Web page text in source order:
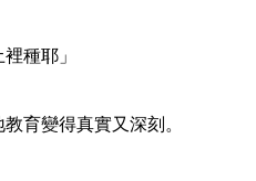
種耶」
育變得真實又深刻。